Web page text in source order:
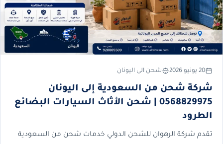
20 يونيو 2026 شحن الى اليونان
شركة شحن من السعودية إلى اليونان
0568829975 | شحن الأثاث السيارات البضائع
الطرود
تقدم شركة الرهوان للشحن الدولي خدمات شحن من السعودية